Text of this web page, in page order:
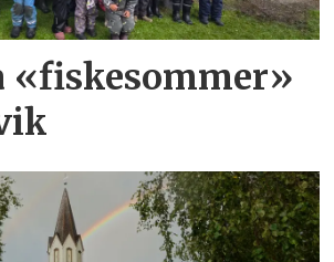
«fiskesommer»